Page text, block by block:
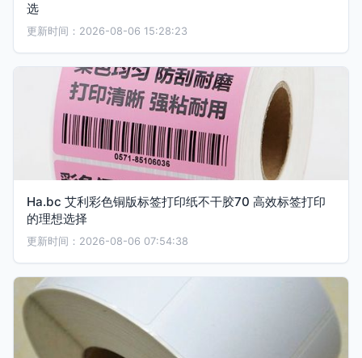
选
更新时间：2026-08-06 15:28:23
Ha.bc 艾利彩色铜版标签打印纸不干胶70 高效标签打印
的理想选择
更新时间：2026-08-06 07:54:38